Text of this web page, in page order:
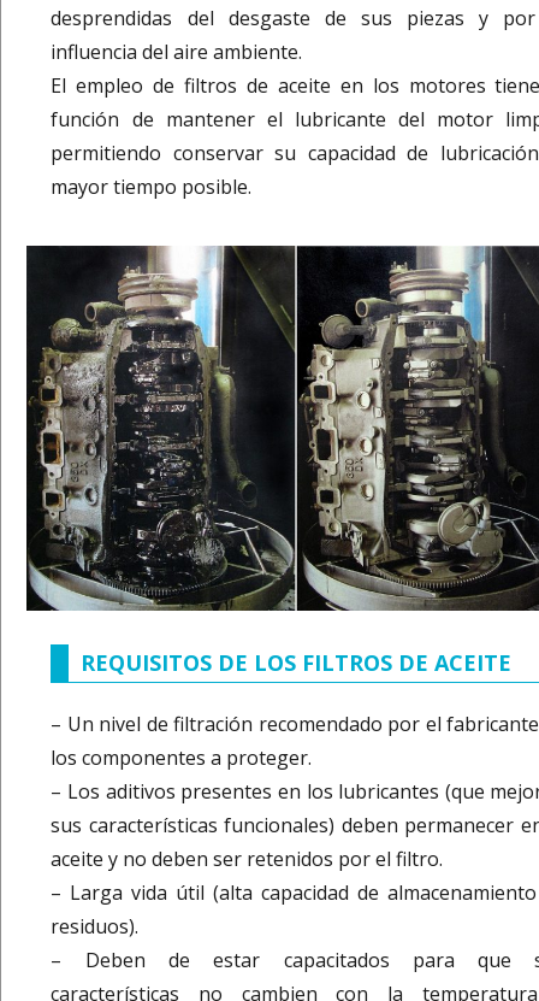
desprendidas del desgaste de sus piezas y
influencia del aire ambiente.
El empleo de filtros de aceite en los motores
función de mantener el lubricante del motor
permitiendo conservar su capacidad de
mayor tiempo posible.
REQUISITOS DE LOS FILTROS DE ACEITE
– Un nivel de filtración recomendado por el
los componentes a proteger.
– Los aditivos presentes en los lubricantes (que
sus características funcionales) deben permanecer
aceite y no deben ser retenidos por el filtro.
– Larga vida útil (alta capacidad de
residuos).
– Deben de estar capacitados para que
características no cambien con la